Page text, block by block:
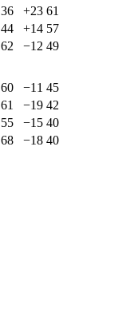
36 +23 61
44 +14 57
62 −12 49
60 −11 45
61 −19 42
55 −15 40
68 −18 40